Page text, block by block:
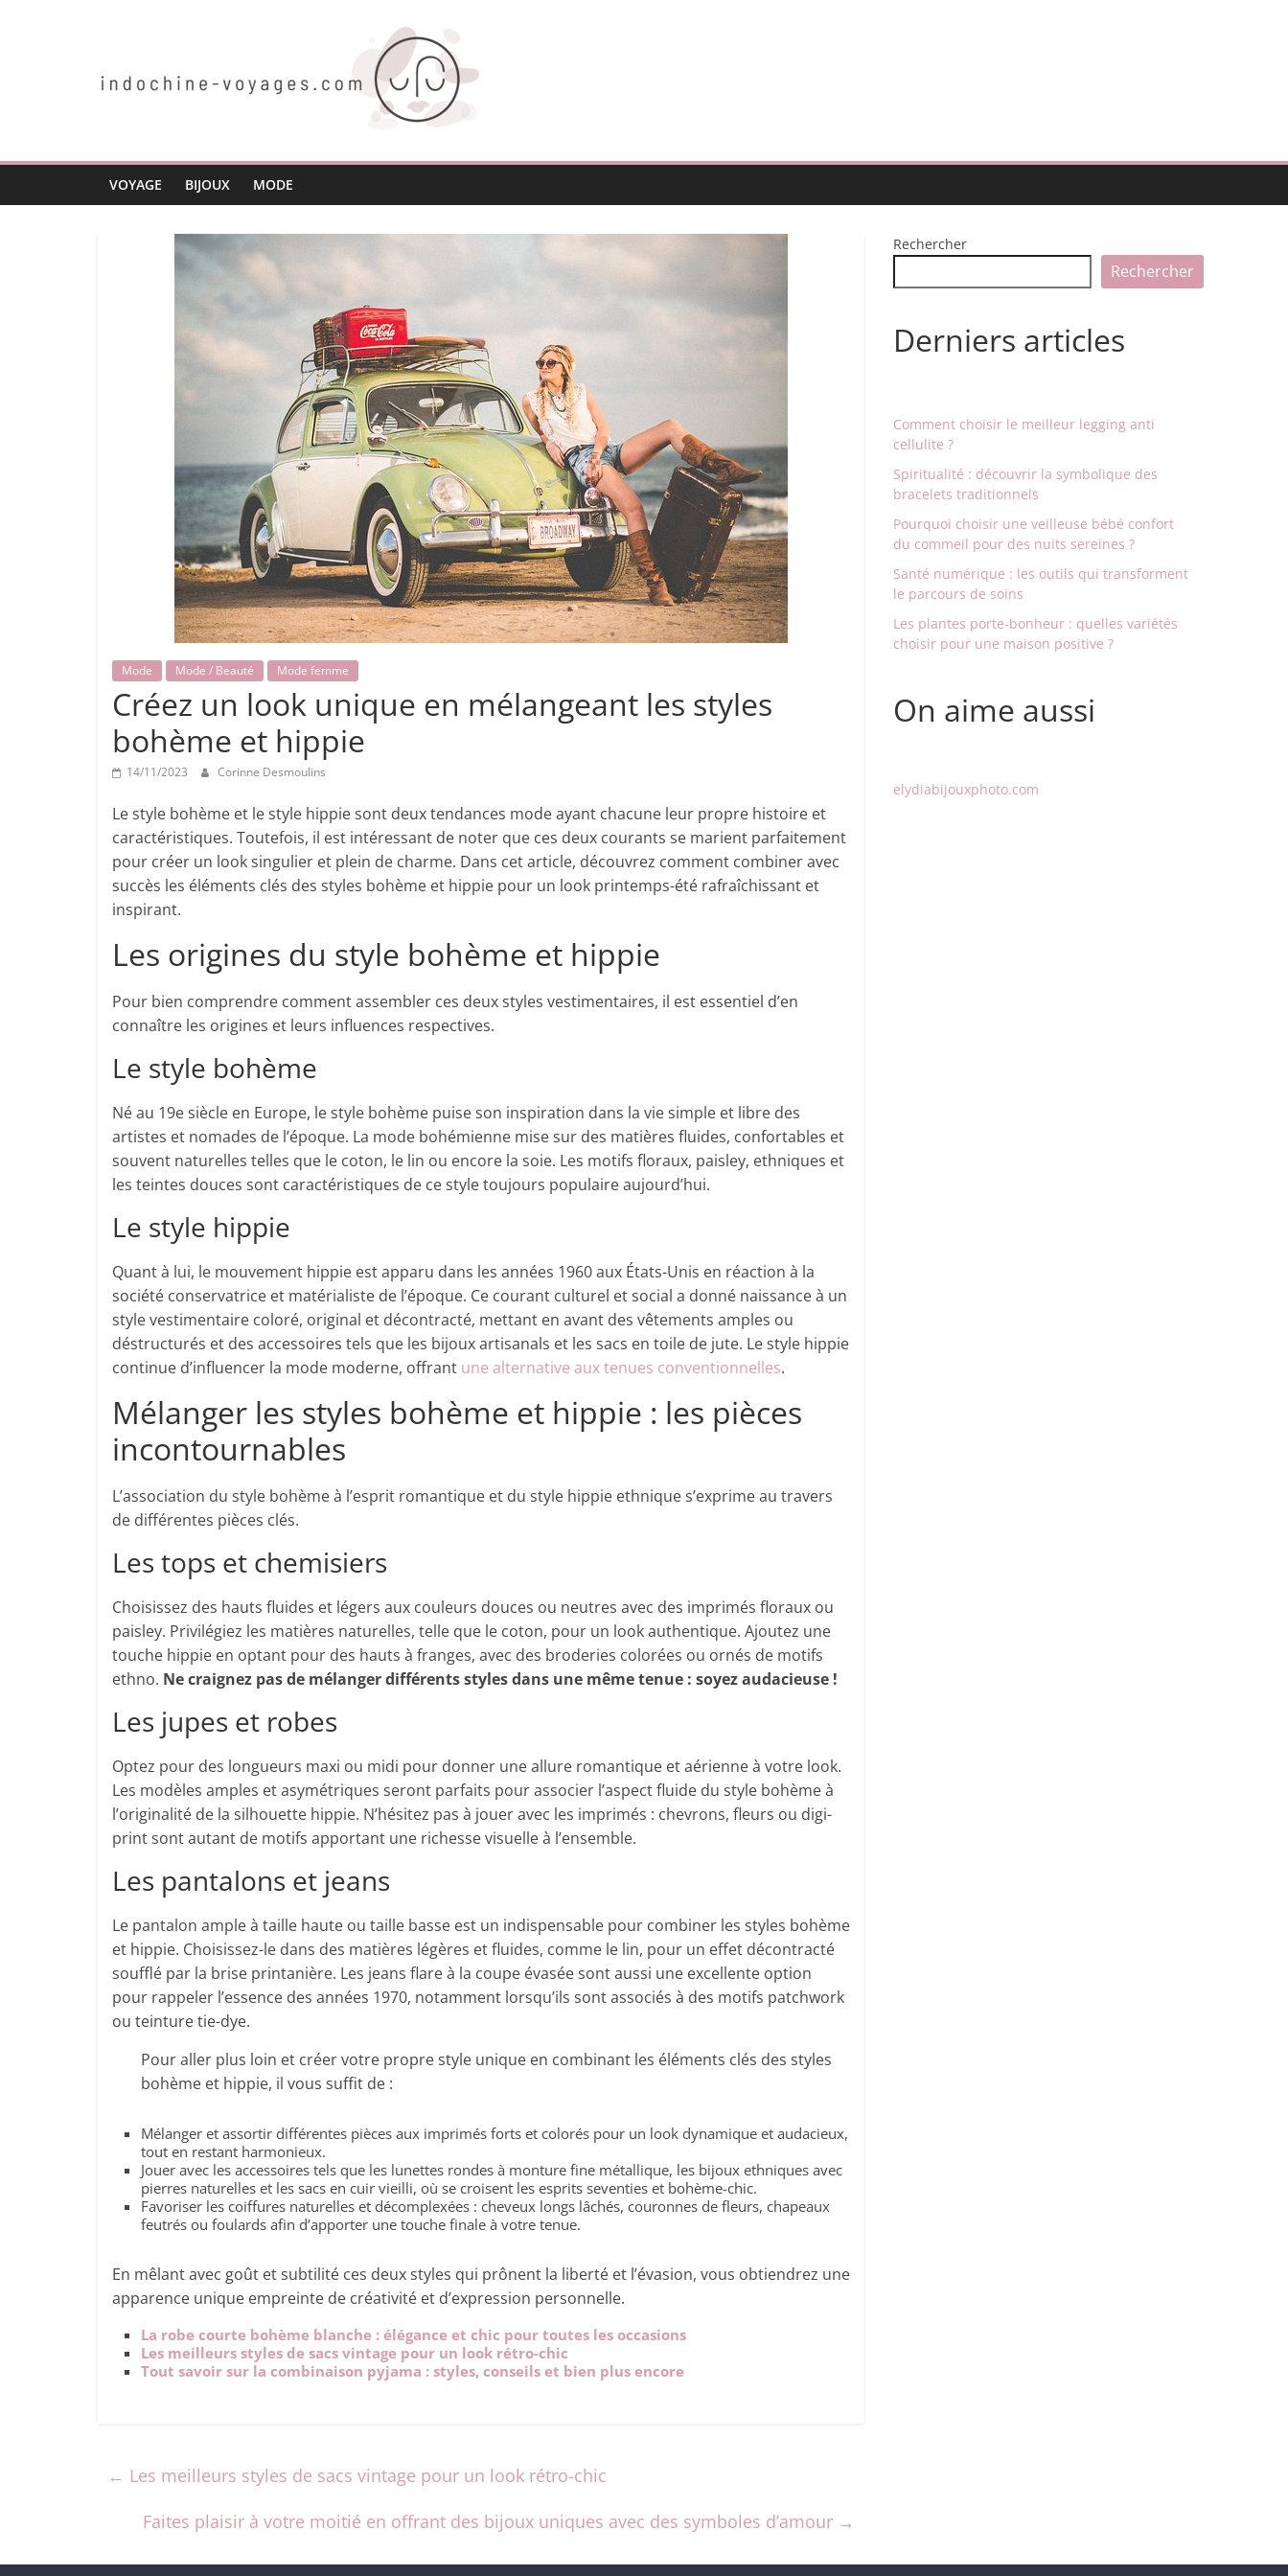
indochine-
voyages.com
Voyager
VOYAGE BIJOUX MODE
Mode Mode / Beauté Mode femme
Créez un look unique en mélangeant les styles
bohème et hippie
14/11/2023 Corinne Desmoulins
Le style bohème et le style hippie sont deux tendances mode ayant chacune leur propre histoire et
caractéristiques. Toutefois, il est intéressant de noter que ces deux courants se marient parfaitement
pour créer un look singulier et plein de charme. Dans cet article, découvrez comment combiner avec
succès les éléments clés des styles bohème et hippie pour un look printemps-été rafraîchissant et
inspirant.
Les origines du style bohème et hippie
Pour bien comprendre comment assembler ces deux styles vestimentaires, il est essentiel d’en
connaître les origines et leurs influences respectives.
Le style bohème
Né au 19e siècle en Europe, le style bohème puise son inspiration dans la vie simple et libre des
artistes et nomades de l’époque. La mode bohémienne mise sur des matières fluides, confortables et
souvent naturelles telles que le coton, le lin ou encore la soie. Les motifs floraux, paisley, ethniques et
les teintes douces sont caractéristiques de ce style toujours populaire aujourd’hui.
Le style hippie
Quant à lui, le mouvement hippie est apparu dans les années 1960 aux États-Unis en réaction à la
société conservatrice et matérialiste de l’époque. Ce courant culturel et social a donné naissance à un
style vestimentaire coloré, original et décontracté, mettant en avant des vêtements amples ou
déstructurés et des accessoires tels que les bijoux artisanals et les sacs en toile de jute. Le style hippie
continue d’influencer la mode moderne, offrant une alternative aux tenues conventionnelles.
Mélanger les styles bohème et hippie : les pièces
incontournables
L’association du style bohème à l’esprit romantique et du style hippie ethnique s’exprime au travers
de différentes pièces clés.
Les tops et chemisiers
Choisissez des hauts fluides et légers aux couleurs douces ou neutres avec des imprimés floraux ou
paisley. Privilégiez les matières naturelles, telle que le coton, pour un look authentique. Ajoutez une
touche hippie en optant pour des hauts à franges, avec des broderies colorées ou ornés de motifs
ethno. Ne craignez pas de mélanger différents styles dans une même tenue : soyez audacieuse !
Les jupes et robes
Optez pour des longueurs maxi ou midi pour donner une allure romantique et aérienne à votre look.
Les modèles amples et asymétriques seront parfaits pour associer l’aspect fluide du style bohème à
l’originalité de la silhouette hippie. N’hésitez pas à jouer avec les imprimés : chevrons, fleurs ou digi-
print sont autant de motifs apportant une richesse visuelle à l’ensemble.
Les pantalons et jeans
Le pantalon ample à taille haute ou taille basse est un indispensable pour combiner les styles bohème
et hippie. Choisissez-le dans des matières légères et fluides, comme le lin, pour un effet décontracté
soufflé par la brise printanière. Les jeans flare à la coupe évasée sont aussi une excellente option
pour rappeler l’essence des années 1970, notamment lorsqu’ils sont associés à des motifs patchwork
ou teinture tie-dye.
Pour aller plus loin et créer votre propre style unique en combinant les éléments clés des styles
bohème et hippie, il vous suffit de :
Mélanger et assortir différentes pièces aux imprimés forts et colorés pour un look dynamique et audacieux,
tout en restant harmonieux.
Jouer avec les accessoires tels que les lunettes rondes à monture fine métallique, les bijoux ethniques avec
pierres naturelles et les sacs en cuir vieilli, où se croisent les esprits seventies et bohème-chic.
Favoriser les coiffures naturelles et décomplexées : cheveux longs lâchés, couronnes de fleurs, chapeaux
feutrés ou foulards afin d’apporter une touche finale à votre tenue.
En mêlant avec goût et subtilité ces deux styles qui prônent la liberté et l’évasion, vous obtiendrez une
apparence unique empreinte de créativité et d’expression personnelle.
La robe courte bohème blanche : élégance et chic pour toutes les occasions
Les meilleurs styles de sacs vintage pour un look rétro-chic
Tout savoir sur la combinaison pyjama : styles, conseils et bien plus encore
← Les meilleurs styles de sacs vintage pour un look rétro-chic
Faites plaisir à votre moitié en offrant des bijoux uniques avec des symboles d’amour →
Rechercher
Rechercher
Derniers articles
Comment choisir le meilleur legging anti
cellulite ?
Spiritualité : découvrir la symbolique des
bracelets traditionnels
Pourquoi choisir une veilleuse bébé confort
du commeil pour des nuits sereines ?
Santé numérique : les outils qui transforment
le parcours de soins
Les plantes porte-bonheur : quelles variétés
choisir pour une maison positive ?
On aime aussi
elydiabijouxphoto.com